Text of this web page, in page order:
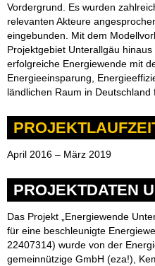
Vordergrund. Es wurden
relevanten Akteure
eingebunden. Mit dem
Projektgebiet Unterallgäu
erfolgreiche Energiewende mit
Energieeinsparung,
ländlichen Raum in Deutschland
April 2016 – März 2019
PROJEKTDATEN
Das Projekt „Energiewende
für eine beschleunigte
22407314) wurde von der
gemeinnützige GmbH (eza!),